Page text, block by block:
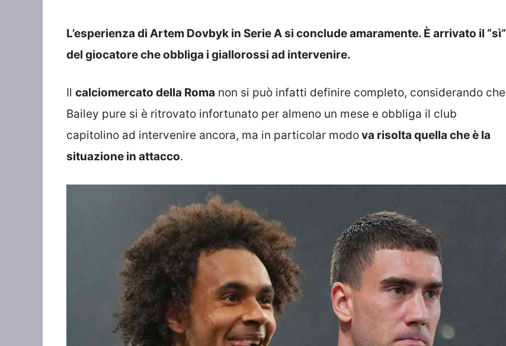
L’esperienza di Artem Dovbyk in Serie A si conclude amaramente. È arrivato il “sì”
del giocatore che obbliga i giallorossi ad intervenire.
Il calciomercato della Roma non si può infatti definire completo, considerando che
Bailey pure si è ritrovato infortunato per almeno un mese e obbliga il club
capitolino ad intervenire ancora, ma in particolar modova risolta quella che è la
situazione in attacco.